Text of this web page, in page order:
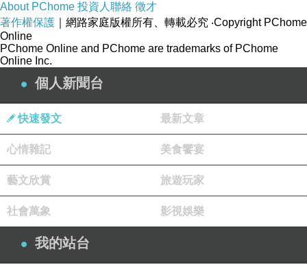
不是嗎？
你們在我身上是真實的照出自己的原樣喔。
你們討厭我，很有可能也討厭著這樣的自己。
因此虛偽不實的你們真要少跟我說話...
About PChome 投資人聯絡 徵才
著作權保護 ｜網路家庭版權所有、轉載必究 ‧Copyright PChome
Online
PChome Online and PChome are trademarks of PChome
Online Inc.
個人新聞台
快速發文 最新文章
心情雜記 美食饗宴
藝文欣賞 旅遊玩家
社會萬象 影視娛樂
我的站台